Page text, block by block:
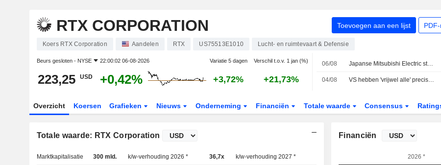
RTX CORPORATION Toevoegen aan een lijst
Koers RTX Corporation Aandelen RTX US75513E1010 Lucht- en ruimtevaart & Defensie
Beurs gesloten - NYSE 22:00:02 06-08-2026 Variatie 5 dagen Verschil t.o.v. 1 jan (%)
223,25 USD +0,42% +3,72% +21,73%
06/08 Japanse Mitsubishi Electric start industriële opbouw voor GCAP-gevechtsvliegtuig
04/08 VS hebben 'vrijwel alle' precisieraketten voor lange afstand verbruikt tijdens oorlog met Iran, aldus bronnen
Overzicht Koersen Grafieken Nieuws Onderneming Financiën Totale waarde Consensus
Totale waarde: RTX Corporation
Marktkapitalisatie 300 mld. k/w-verhouding 2026 * 36,7x k/w-verhouding 2027 *
Financiën
2026 *